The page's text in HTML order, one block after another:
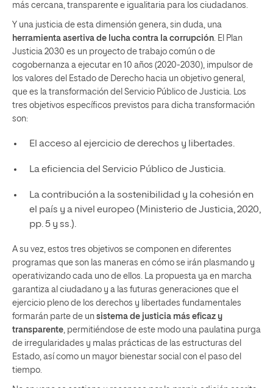
más cercana, transparente e igualitaria para los ciudadanos.
Y una justicia de esta dimensión genera, sin duda, una
herramienta asertiva de lucha contra la corrupción . El Plan
Justicia 2030 es un proyecto de trabajo común o de
cogobernanza a ejecutar en 10 años (2020-2030), impulsor de
los valores del Estado de Derecho hacia un objetivo general,
que es la transformación del Servicio Público de Justicia. Los
tres objetivos específicos previstos para dicha transformación
son:
El acceso al ejercicio de derechos y libertades.
La eficiencia del Servicio Público de Justicia.
La contribución a la sostenibilidad y la cohesión en
el país y a nivel europeo (Ministerio de Justicia, 2020,
pp. 5 y ss.).
A su vez, estos tres objetivos se componen en diferentes
programas que son las maneras en cómo se irán plasmando y
operativizando cada uno de ellos. La propuesta ya en marcha
garantiza al ciudadano y a las futuras generaciones que el
ejercicio pleno de los derechos y libertades fundamentales
formarán parte de un sistema de justicia más eficaz y
transparente , permitiéndose de este modo una paulatina purga
de irregularidades y malas prácticas de las estructuras del
Estado, así como un mayor bienestar social con el paso del
tiempo.